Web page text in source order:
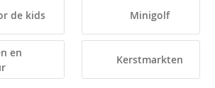
de kids Minigolf
en
Kerstmarkten